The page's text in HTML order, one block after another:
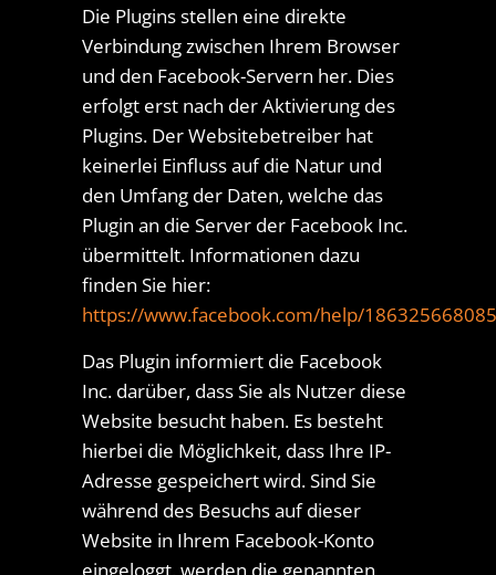
Die Plugins stellen eine direkte
Verbindung zwischen Ihrem Browser
und den Facebook-Servern her. Dies
erfolgt erst nach der Aktivierung des
Plugins. Der Websitebetreiber hat
keinerlei Einfluss auf die Natur und
den Umfang der Daten, welche das
Plugin an die Server der Facebook Inc.
übermittelt. Informationen dazu
finden Sie hier:
https://www.facebook.com/help/
Das Plugin informiert die Facebook
Inc. darüber, dass Sie als Nutzer diese
Website besucht haben. Es besteht
hierbei die Möglichkeit, dass Ihre IP-
Adresse gespeichert wird. Sind Sie
während des Besuchs auf dieser
Website in Ihrem Facebook-Konto